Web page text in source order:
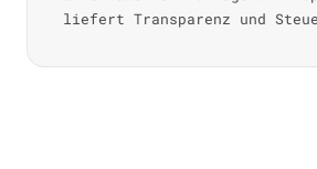
liefert Transparenz und